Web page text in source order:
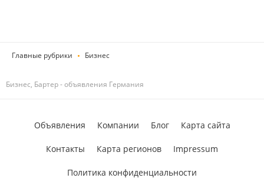
Главные рубрики Бизнес
Бизнес, Бартер - объявления Германия
Объявления Компании Блог Карта сайта
Контакты Карта регионов Impressum
Политика конфиденциальности